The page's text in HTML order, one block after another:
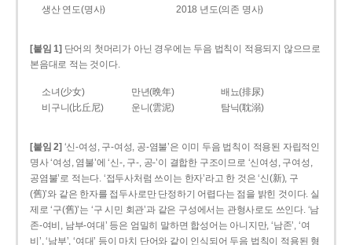
생산 연도(명사)
2018 년도(의존 명사)
[붙임 1] 단어의 첫머리가 아닌 경우에는 두음 법칙이 적용되지 않으므로
본음대로 적는 것이다.
소녀(少女) 만년(晩年)
배뇨(排尿)
비구니(比丘尼)
운니(雲泥) 탐닉(耽溺)
[붙임 2] ‘신-여성, 구-여성, 공-염불’은 이미 두음 법칙이 적용된 자립적인
명사 ‘여성, 염불’에 ‘신-, 구-, 공-’이 결합한 구조이므로 ‘신여성, 구여성,
공염불’로 적는다. ‘접두사처럼 쓰이는 한자’라고 한 것은 ‘신(新), 구
(舊)’와 같은 한자를 접두사로만 단정하기 어렵다는 점을 밝힌 것이다. 실
제로 ‘구(舊)’는 ‘구 시민 회관’과 같은 구성에서는 관형사로도 쓰인다. ‘남
존­-여비, 남부-­여대’ 등은 엄밀히 말하면 합성어는 아니지만, ‘남존’, ‘여
비’, ‘남부’, ‘여대’ 등이 마치 단어와 같이 인식되어 두음 법칙이 적용된 형